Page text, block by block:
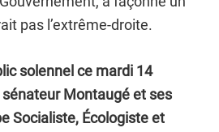
pas l’extrême-droite.
solennel ce mardi 14
Montaugé et ses
Socialiste, Écologiste et